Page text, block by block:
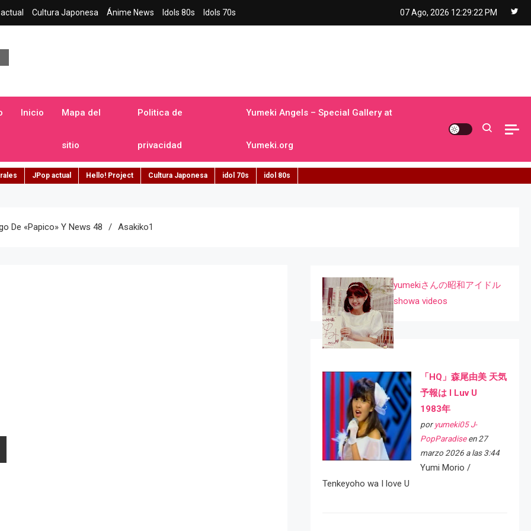
Cultura Japonesa Ánime News Idols 80s Idols 70s 07 Ago, 2026 12:29:23 PM
Inicio Mapa del
sitio
Politica de
privacidad
Yumeki Angels – Special Gallery at
Yumeki.org
JPop actual Hello! Project Cultura Japonesa idol 70s idol 80s
De «Papico» Y News 48 Asakiko1
yumekiさんの昭和アイドル
showa videos
「HQ」森尾由美 天気
予報は I Luv U
1983年
por yumeki05 J-
PopParadiseen 27
marzo 2026 a las 3:44
Yumi Morio /
Tenkeyoho wa I love U